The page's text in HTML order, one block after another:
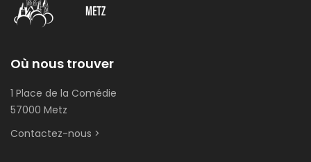
Où nous trouver
1 Place de la Comédie
57000 Metz
Contactez-nous >